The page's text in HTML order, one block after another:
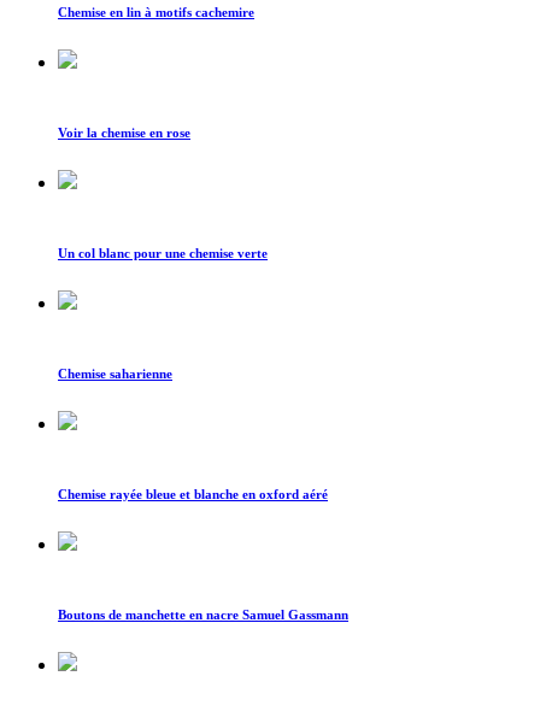
Chemise en lin à motifs cachemire
Voir la chemise en rose
Un col blanc pour une chemise verte
Chemise saharienne
Chemise rayée bleue et blanche en oxford aéré
Boutons de manchette en nacre Samuel Gassmann